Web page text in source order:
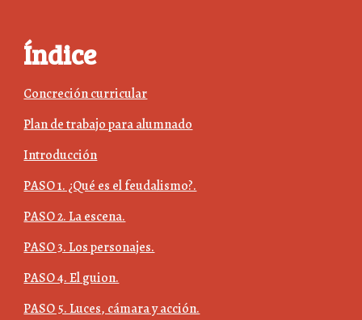
Índice
Concreción curricular
Plan de trabajo para alumnado
Introducción
PASO 1. ¿Qué es el feudalismo?.
PASO 2. La escena.
PASO 3. Los personajes.
PASO 4. El guion.
PASO 5. Luces, cámara y acción.